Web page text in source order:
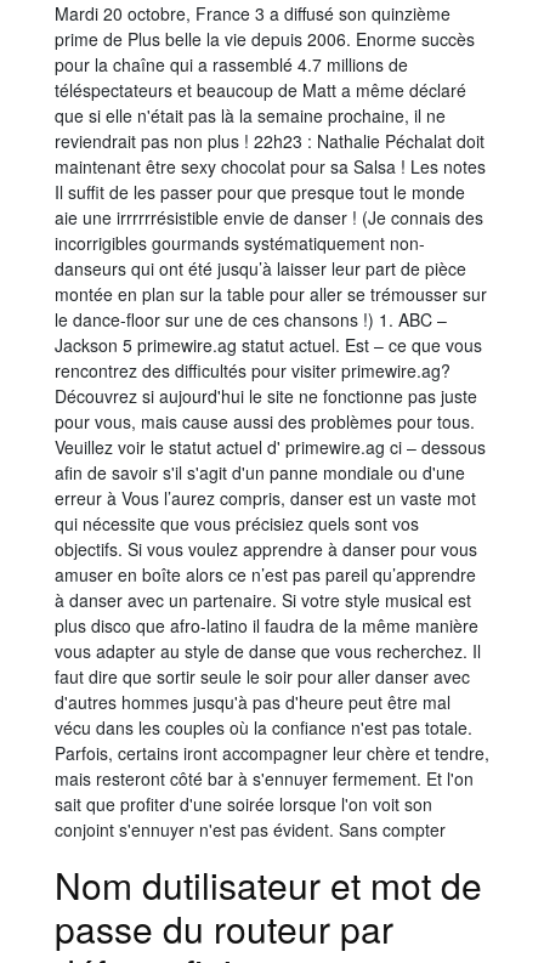
Mardi 20 octobre, France 3 a diffusé son quinzième
prime de Plus belle la vie depuis 2006. Enorme succès
pour la chaîne qui a rassemblé 4.7 millions de
téléspectateurs et beaucoup de Matt a même déclaré
que si elle n'était pas là la semaine prochaine, il ne
reviendrait pas non plus ! 22h23 : Nathalie Péchalat doit
maintenant être sexy chocolat pour sa Salsa ! Les notes
Il suffit de les passer pour que presque tout le monde
aie une irrrrrrésistible envie de danser ! (Je connais des
incorrigibles gourmands systématiquement non-
danseurs qui ont été jusqu’à laisser leur part de pièce
montée en plan sur la table pour aller se trémousser sur
le dance-floor sur une de ces chansons !) 1. ABC –
Jackson 5 primewire.ag statut actuel. Est – ce que vous
rencontrez des difficultés pour visiter primewire.ag?
Découvrez si aujourd'hui le site ne fonctionne pas juste
pour vous, mais cause aussi des problèmes pour tous.
Veuillez voir le statut actuel d' primewire.ag ci – dessous
afin de savoir s'il s'agit d'un panne mondiale ou d'une
erreur à Vous l’aurez compris, danser est un vaste mot
qui nécessite que vous précisiez quels sont vos
objectifs. Si vous voulez apprendre à danser pour vous
amuser en boîte alors ce n’est pas pareil qu’apprendre
à danser avec un partenaire. Si votre style musical est
plus disco que afro-latino il faudra de la même manière
vous adapter au style de danse que vous recherchez. Il
faut dire que sortir seule le soir pour aller danser avec
d'autres hommes jusqu'à pas d'heure peut être mal
vécu dans les couples où la confiance n'est pas totale.
Parfois, certains iront accompagner leur chère et tendre,
mais resteront côté bar à s'ennuyer fermement. Et l'on
sait que profiter d'une soirée lorsque l'on voit son
conjoint s'ennuyer n'est pas évident. Sans compter
Nom dutilisateur et mot de
passe du routeur par